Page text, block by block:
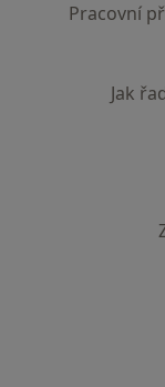
Pracovní
Jak